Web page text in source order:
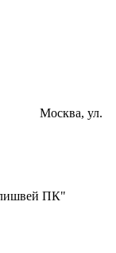
Москва, ул.
ПК"